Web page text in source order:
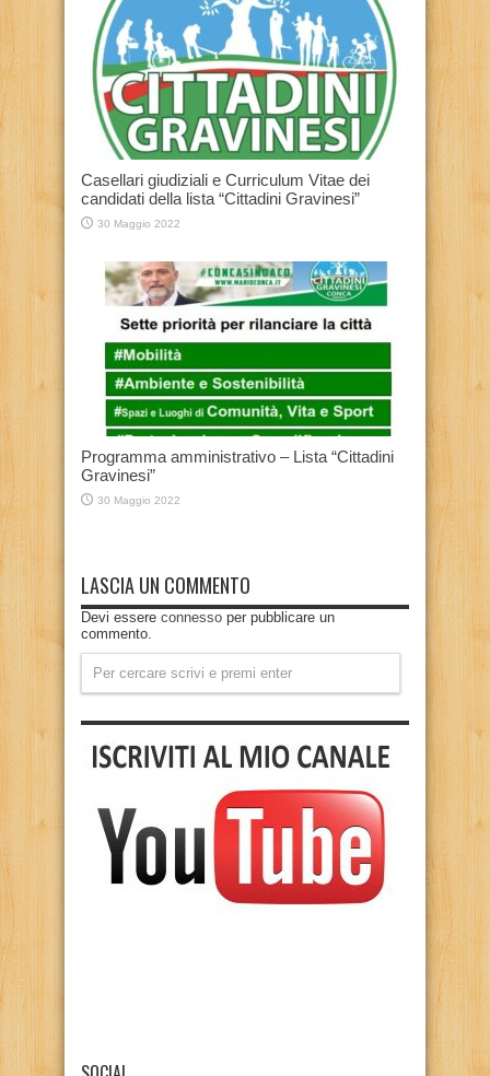
Casellari giudiziali e Curriculum Vitae dei
candidati della lista “Cittadini Gravinesi”
30 Maggio 2022
Programma amministrativo – Lista “Cittadini
Gravinesi”
30 Maggio 2022
LASCIA UN COMMENTO
Devi essere connesso per pubblicare un
commento.